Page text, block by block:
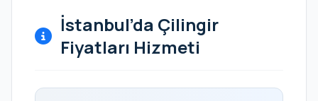
İstanbul’da Çilingir
Fiyatları Hizmeti